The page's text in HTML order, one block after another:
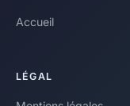
Accueil
LÉGAL